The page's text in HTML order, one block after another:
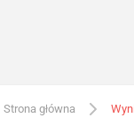
Strona główna